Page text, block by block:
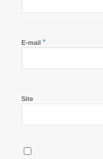
E-mail *
Site